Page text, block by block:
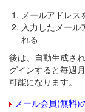
メールアドレス
入力したメール
れる
後は、自動生成さ
グインすると毎週
可能になります。
メール会員(無料)